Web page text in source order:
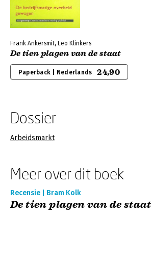
Frank Ankersmit, Leo Klinkers
De tien plagen van de staat
Paperback | Nederlands 24,90
Dossier
Arbeidsmarkt
Meer over dit boek
Recensie | Bram Kolk
De tien plagen van de staat